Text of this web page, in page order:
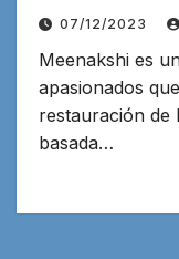
07/12/2023
Meenakshi es
apasionados
restauración de
basada…